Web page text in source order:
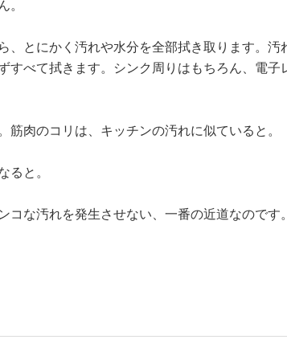
。
、とにかく汚れや水分を全部拭き取ります。汚
すべて拭きます。シンク周りはもちろん、電子
肉のコリは、キッチンの汚れに似ていると。
ると。
な汚れを発生させない、一番の近道なのです。